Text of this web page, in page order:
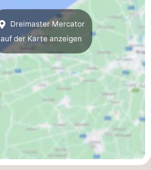
Dreimaster Mercator
auf der Karte anzeigen